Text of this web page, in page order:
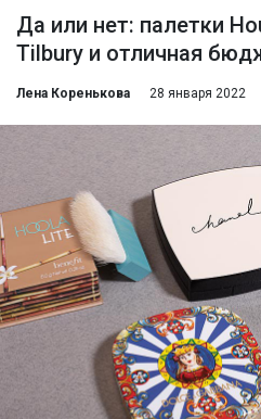
Да или нет: палетки
Tilbury и отличная
Лена Коренькова 28 января 2022